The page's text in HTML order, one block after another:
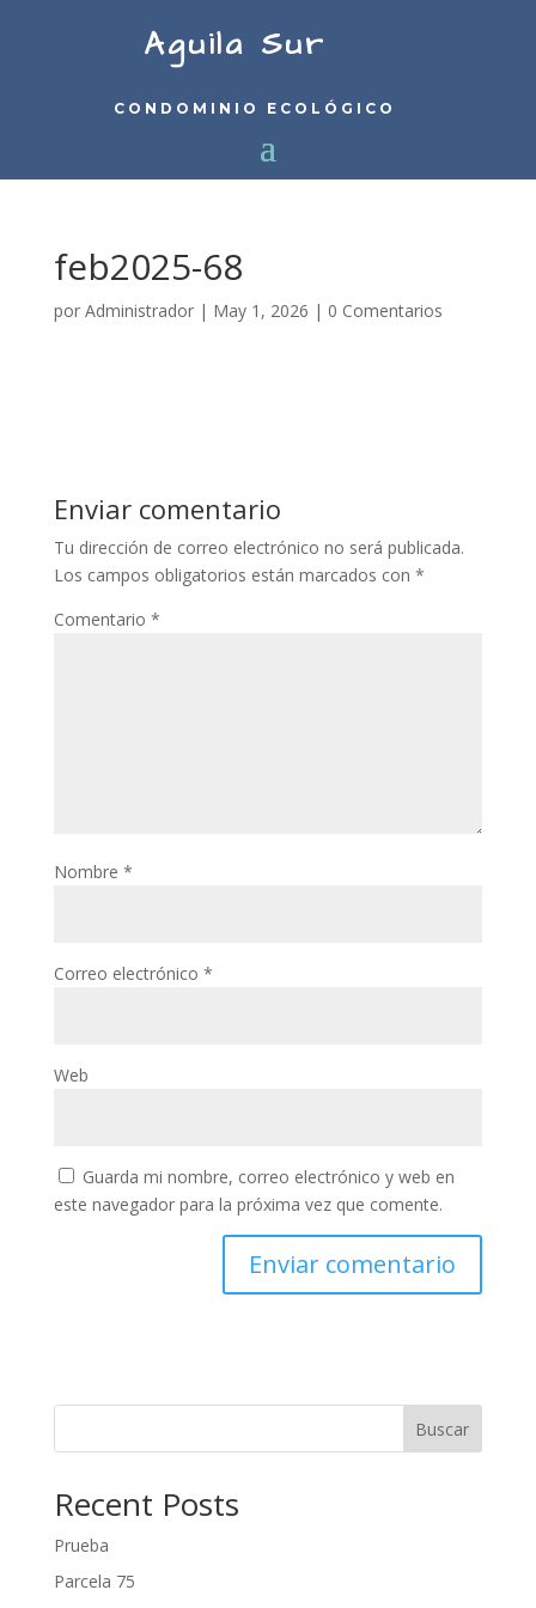
Aguila Sur
CONDOMINIO ECOLÓGICO
feb2025-68
por Administrador| May 1, 2026 | 0 Comentarios
Enviar comentario
Tu dirección de correo electrónico no será publicada.
Los campos obligatorios están marcados con *
Comentario *
Nombre *
Correo electrónico *
Web
Guarda mi nombre, correo electrónico y web en
este navegador para la próxima vez que comente.
Buscar
Recent Posts
Prueba
Parcela 75